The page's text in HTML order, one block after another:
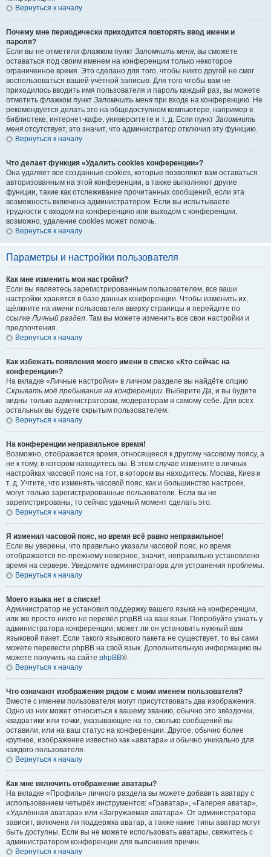
Вернуться к началу
Почему мне периодически приходится повторять ввод имени и
пароля?
Если вы не отметили флажком пункт Запомнить меня, вы сможете
оставаться под своим именем на конференции только некоторое
ограниченное время. Это сделано для того, чтобы никто другой не смог
воспользоваться вашей учётной записью. Для того чтобы вам не
приходилось вводить имя пользователя и пароль каждый раз, вы можете
отметить флажком пункт Запомнить меня при входе на конференцию. Не
рекомендуется делать это на общедоступном компьютере, например в
библиотеке, интернет-кафе, университете и т. д. Если пункт Запомнить
меня отсутствует, это значит, что администратор отключил эту функцию.
Вернуться к началу
Что делает функция «Удалить cookies конференции»?
Она удаляет все созданные cookies, которые позволяют вам оставаться
авторизованным на этой конференции, а также выполняют другие
функции, такие как отслеживание прочитанных сообщений, если эта
возможность включена администратором. Если вы испытываете
трудности с входом на конференцию или выходом с конференции,
возможно, удаление cookies может помочь.
Вернуться к началу
Параметры и настройки пользователя
Как мне изменить мои настройки?
Если вы являетесь зарегистрированным пользователем, все ваши
настройки хранятся в базе данных конференции. Чтобы изменить их,
щёлкните на имени пользователя вверху страницы и перейдите по
ссылкеЛичный раздел. Там вы можете изменить все свои настройки и
предпочтения.
Вернуться к началу
Как избежать появления моего имени в списке «Кто сейчас на
конференции»?
На вкладке «Личные настройки» в личном разделе вы найдёте опцию
Скрывать моё пребывание на конференции. ВыберитеДа, и вы будете
видны только администраторам, модераторам и самому себе. Для всех
остальных вы будете скрытым пользователем.
Вернуться к началу
На конференции неправильное время!
Возможно, отображается время, относящееся к другому часовому поясу, а
не к тому, в котором находитесь вы. В этом случае измените в личных
настройках часовой пояс на тот, в котором вы находитесь: Москва, Киев и
т. д. Учтите, что изменять часовой пояс, как и большинство настроек,
могут только зарегистрированные пользователи. Если вы не
зарегистрированы, то сейчас удачный момент сделать это.
Вернуться к началу
Я изменил часовой пояс, но время всё равно неправильное!
Если вы уверены, что правильно указали часовой пояс, но время
отображается по-прежнему неверное, значит, неправильно установлено
время на сервере. Уведомите администратора для устранения проблемы.
Вернуться к началу
Моего языка нет в списке!
Администратор не установил поддержку вашего языка на конференции,
или же просто никто не перевёл phpBB на ваш язык. Попробуйте узнать у
администратора конференции, может ли он установить нужный вам
языковой пакет. Если такого языкового пакета не существует, то вы сами
можете перевести phpBB на свой язык. Дополнительную информацию вы
можете получить на сайте phpBB®.
Вернуться к началу
Что означают изображения рядом с моим именем пользователя?
Вместе с именем пользователя могут присутствовать два изображения.
Одно из них может относиться к вашему званию, обычно это звёздочки,
квадратики или точки, указывающие на то, сколько сообщений вы
оставили, или на ваш статус на конференции. Другое, обычно более
крупное, изображение известно как «аватара» и обычно уникально для
каждого пользователя.
Вернуться к началу
Как мне включить отображение аватары?
На вкладке «Профиль» личного раздела вы можете добавить аватару с
использованием четырёх инструментов: «Граватар», «Галерея аватар»,
«Удалённая аватара» или «Загружаемая аватара». От администратора
зависит, включена ли поддержка аватар, а также какие типы аватар могут
быть доступны. Если вы не можете использовать аватары, свяжитесь с
администратором конференции для выяснения причин.
Вернуться к началу